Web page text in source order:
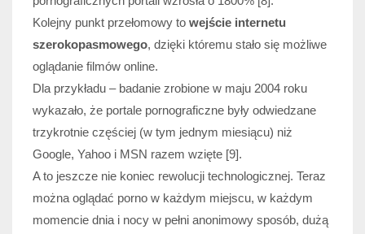
Kolejny punkt przełomowy to wejście internetu
szerokopasmowego, dzięki któremu stało się możliwe
oglądanie filmów online.
Dla przykładu – badanie zrobione w maju 2004 roku
wykazało, że portale pornograficzne były odwiedzane
trzykrotnie częściej (w tym jednym miesiącu) niż
Google, Yahoo i MSN razem wzięte [9].
A to jeszcze nie koniec rewolucji technologicznej. Teraz
można oglądać porno w każdym miejscu, w każdym
momencie dnia i nocy w pełni anonimowy sposób, dużą